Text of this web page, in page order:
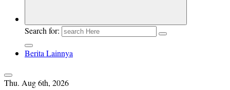
Search for:
Berita Lainnya
Thu. Aug 6th, 2026